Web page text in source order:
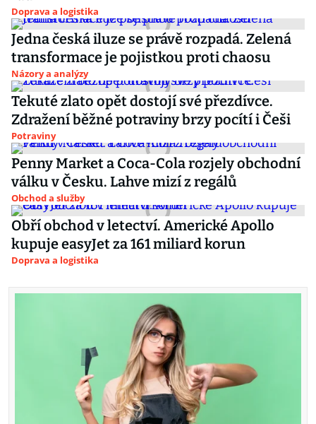
Doprava a logistika
Jedna česká iluze se právě rozpadá. Zelená
transformace je pojistkou proti chaosu
Názory a analýzy
Tekuté zlato opět dostojí své přezdívce.
Zdražení běžné potraviny brzy pocítí i Češi
Potraviny
Penny Market a Coca-Cola rozjely obchodní
válku v Česku. Lahve mizí z regálů
Obchod a služby
Obří obchod v letectví. Americké Apollo
kupuje easyJet za 161 miliard korun
Doprava a logistika